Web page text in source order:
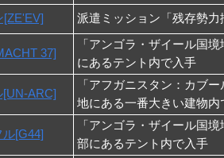
[ZE'EV] 派遣ミッション「残存勢力
37]
「アンゴラ・ザイール国
にあるテント内で入手
[UN-ARC]
「アフガニスタン：カブ
地にある一番大きい建物内
[G44]
「アンゴラ・ザイール国
部にあるテント内で入手